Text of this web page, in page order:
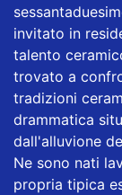
invitato in
talento
trovato a
tradizioni
drammatica
dall'alluvione
Ne sono nati
propria tipica